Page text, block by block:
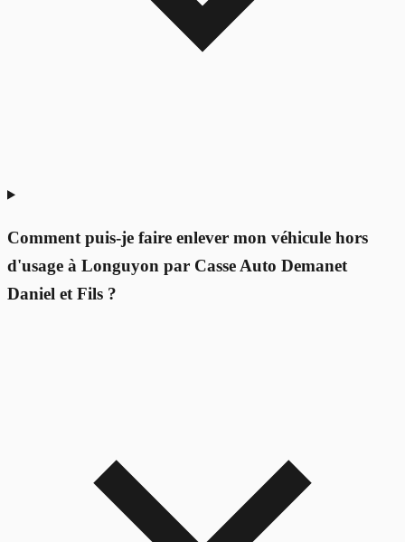
Comment puis-je faire enlever mon véhicule hors
d'usage à Longuyon par Casse Auto Demanet
Daniel et Fils ?